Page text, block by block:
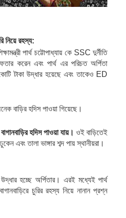
নিয়ে রহস্য:
পার্থ চট্টোপাধ্যায় কে SSC দুর্নীতি
করেন এবং পার্থ এর পরিচত অর্পিতা
টাকা উদ্ধার হয়েছে এবং তাকেও ED
বাড়ির হদিস পাওয়া গিয়েছে।
হদিস পাওয়া যায়। ওই বাড়িতেই
এবং তালা ভাঙ্গার শব্দ পায় স্থানীয়রা।
হচ্ছে অর্পিতার। এরই মধ্যেই পার্থ
চুরির রহস্য নিয়ে নানান প্রশ্ন